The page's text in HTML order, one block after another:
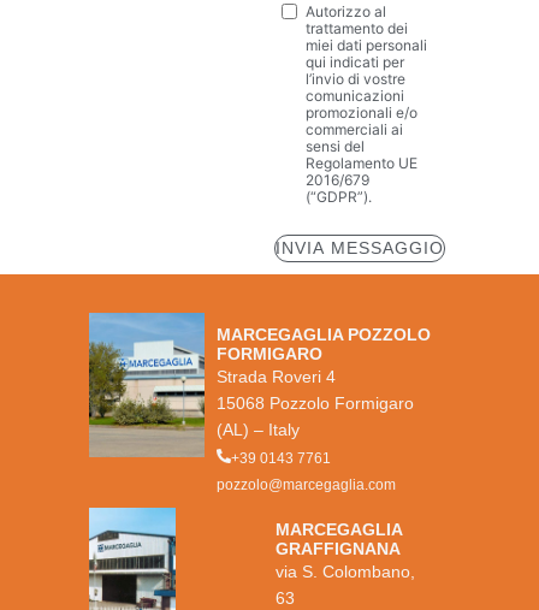
Marketing
Autorizzo al
trattamento dei
miei dati personali
qui indicati per
l’invio di vostre
comunicazioni
promozionali e/o
commerciali ai
sensi del
Regolamento UE
2016/679
(“GDPR”).
MARCEGAGLIA POZZOLO
FORMIGARO
Strada Roveri 4
15068 Pozzolo Formigaro
(AL) – Italy
+39 0143 7761
pozzolo@marcegaglia.com
MARCEGAGLIA
GRAFFIGNANA
via S. Colombano,
63